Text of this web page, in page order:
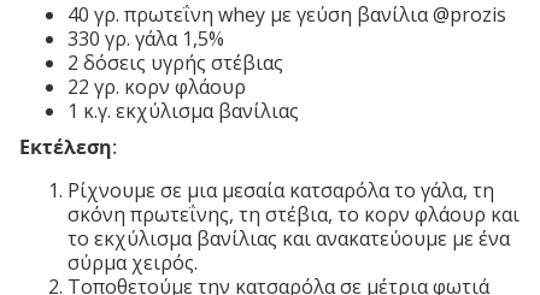
40 γρ. πρωτεΐνη whey με γεύση βανίλια @prozis
330 γρ. γάλα 1,5%
2 δόσεις υγρής στέβιας
22 γρ. κορν φλάουρ
1 κ.γ. εκχύλισμα βανίλιας
Εκτέλεση:
Ρίχνουμε σε μια μεσαία κατσαρόλα το γάλα, τη
σκόνη πρωτεΐνης, τη στέβια, το κορν φλάουρ και
το εκχύλισμα βανίλιας και ανακατεύουμε με ένα
σύρμα χειρός.
Τοποθετούμε την κατσαρόλα σε μέτρια φωτιά